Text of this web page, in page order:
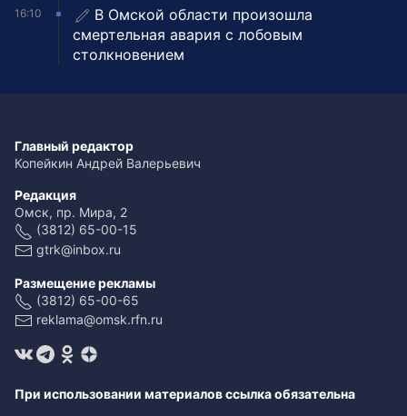
16:10
В Омской области произошла
смертельная авария с лобовым
столкновением
Главный редактор
Копейкин Андрей Валерьевич
Редакция
Омск, пр. Мира, 2
(3812) 65-00-15
gtrk@inbox.ru
Размещение рекламы
(3812) 65-00-65
reklama@omsk.rfn.ru
При использовании материалов ссылка обязательна